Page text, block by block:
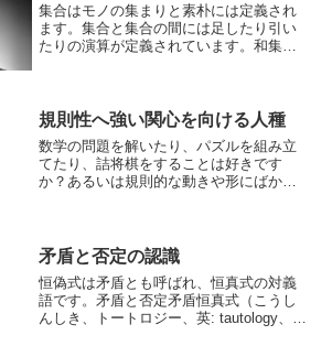
集合はモノの集まりと素朴には定義され
ます。集合と集合の間には足したり引い
たりの演算が定義されています。和集合
き出される集合の定理（性...
規則性へ強い関心を向ける人種
数学の問題を解いたり、パズルを組み立
てたり、詰将棋をすることは好きです
か？あるいは規則的な動きや形にばかり
れません。上の書籍では、人...
矛盾と否定の認識
恒偽式は矛盾とも呼ばれ、恒真式の対義
語です。矛盾と否定矛盾恒真式（こうし
んしき、トートロジー、英: tautology、ギ